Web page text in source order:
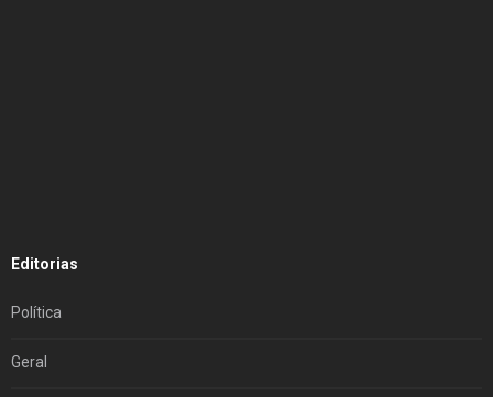
Editorias
Política
Geral